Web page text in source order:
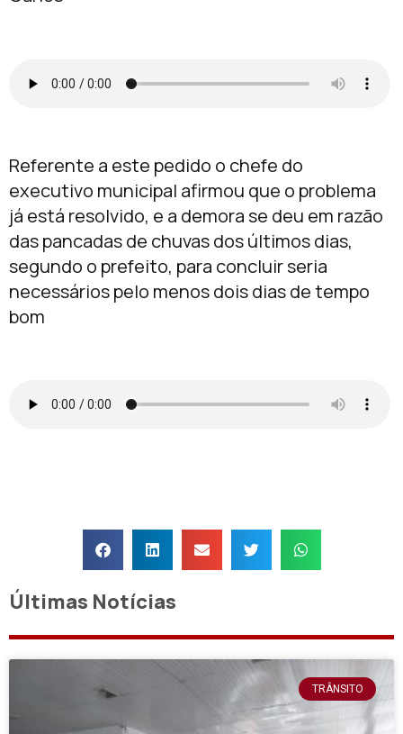
Referente a este pedido o chefe do
executivo municipal afirmou que o problema
já está resolvido, e a demora se deu em razão
das pancadas de chuvas dos últimos dias,
segundo o prefeito, para concluir seria
necessários pelo menos dois dias de tempo
bom
Últimas Notícias
TRÂNSITO